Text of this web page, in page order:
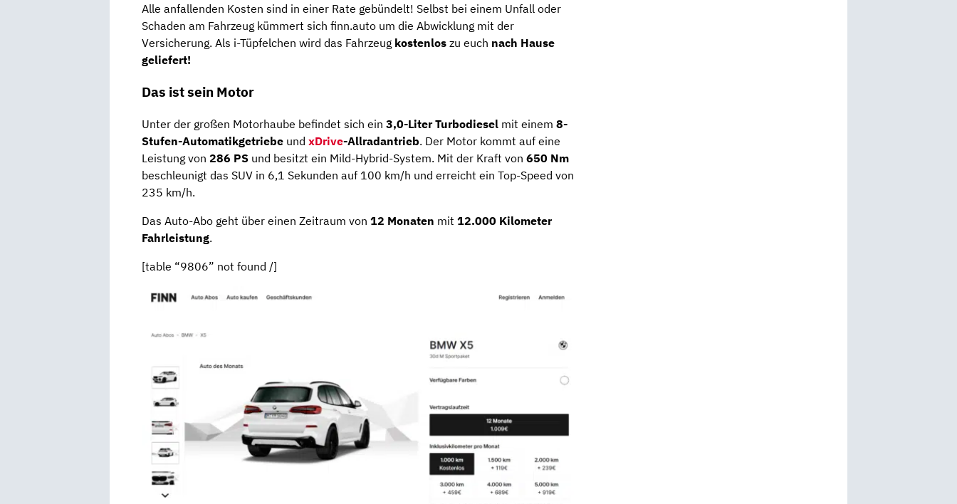
Alle anfallenden Kosten sind in einer Rate gebündelt! Selbst bei einem Unfall oder
Schaden am Fahrzeug kümmert sich finn.auto um die Abwicklung mit der
Versicherung. Als i-Tüpfelchen wird das Fahrzeug kostenlos zu euch nach Hause
geliefert!
Das ist sein Motor
Unter der großen Motorhaube befindet sich ein 3,0-Liter Turbodiesel mit einem 8-
Stufen-Automatikgetriebe und xDrive-Allradantrieb. Der Motor kommt auf eine
Leistung von 286 PS und besitzt ein Mild-Hybrid-System. Mit der Kraft von 650 Nm
beschleunigt das SUV in 6,1 Sekunden auf 100 km/h und erreicht ein Top-Speed von
235 km/h.
Das Auto-Abo geht über einen Zeitraum von 12 Monaten mit 12.000 Kilometer
Fahrleistung.
[table “9806” not found /]